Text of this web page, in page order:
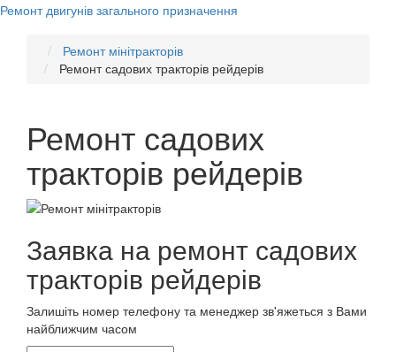
Ремонт двигунів загального призначення
Ремонт мінітракторів
Ремонт садових тракторів рейдерів
Ремонт садових
тракторів рейдерів
Заявка на ремонт садових
тракторів рейдерів
Залишіть номер телефону та менеджер зв'яжеться з Вами
найближчим часом